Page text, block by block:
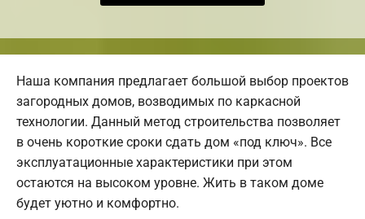
Наша компания предлагает большой выбор проектов
загородных домов, возводимых по каркасной
технологии. Данный метод строительства позволяет
в очень короткие сроки сдать дом «под ключ». Все
эксплуатационные характеристики при этом
остаются на высоком уровне. Жить в таком доме
будет уютно и комфортно.